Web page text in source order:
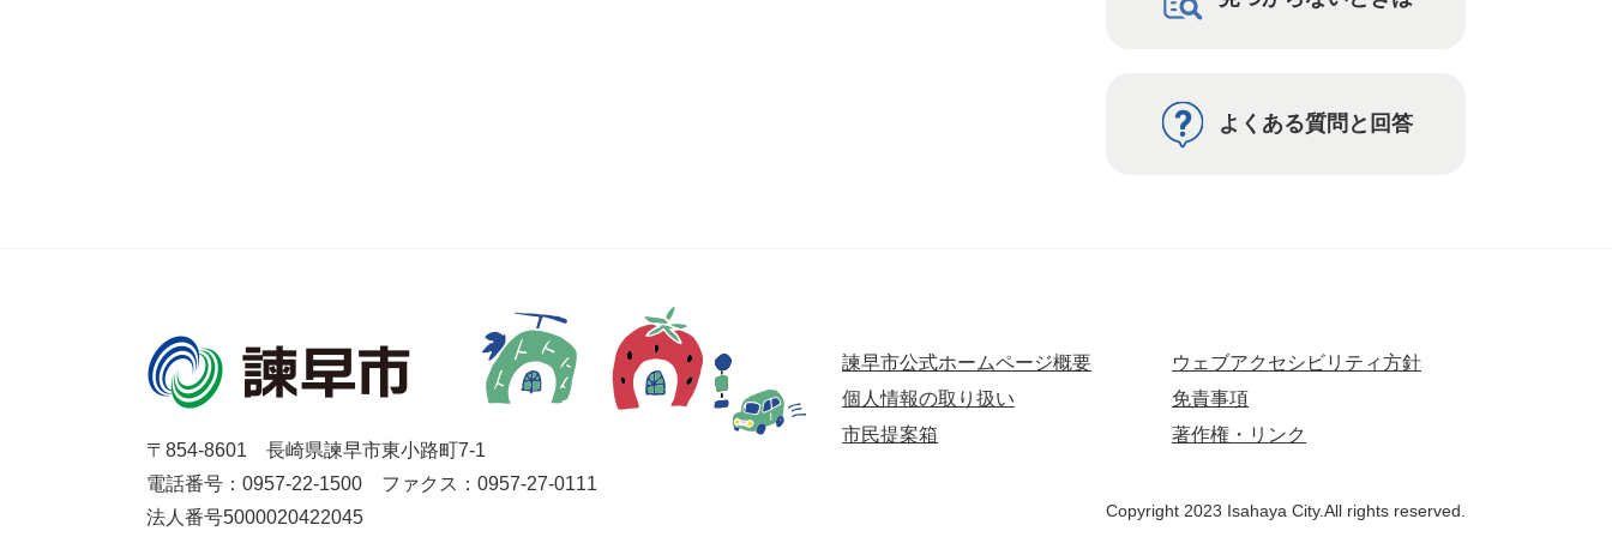
よくある質問と回答
〒854-8601 長崎県諫早市東小路町7-1
電話番号：0957-22-1500
ファクス：0957-27-0111
法人番号5000020422045
諫早市公式ホームページ概要
ウェブアクセシビリティ方針
個人情報の取り扱い
免責事項
市民提案箱
著作権・リンク
Copyright 2023 Isahaya City.All rights reserved.